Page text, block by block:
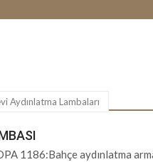
Aydınlatma Lambaları
1186:Bahçe aydınlatma